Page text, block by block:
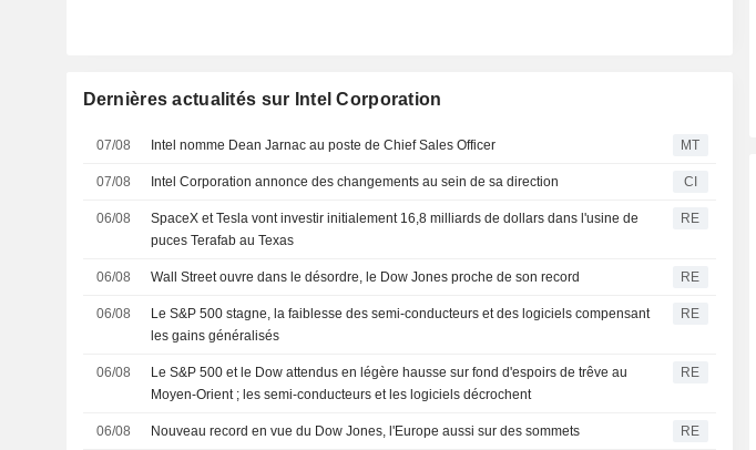
Dernières actualités sur Intel Corporation
07/08 Intel nomme Dean Jarnac au poste de Chief Sales Officer MT
07/08 Intel Corporation annonce des changements au sein de sa direction CI
06/08
SpaceX et Tesla vont investir initialement 16,8 milliards de dollars dans l'usine de
puces Terafab au Texas
RE
06/08 Wall Street ouvre dans le désordre, le Dow Jones proche de son record RE
06/08
Le S&P 500 stagne, la faiblesse des semi-conducteurs et des logiciels compensant
les gains généralisés
RE
06/08
Le S&P 500 et le Dow attendus en légère hausse sur fond d'espoirs de trêve au
Moyen-Orient ; les semi-conducteurs et les logiciels décrochent
RE
06/08 Nouveau record en vue du Dow Jones, l'Europe aussi sur des sommets RE